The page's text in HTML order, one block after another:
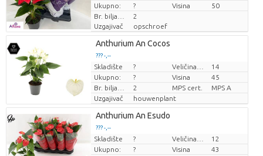
Ukupno:
? Visina
50
2
Uzgajivač
opschroef
Anthurium An Cocos
??? -,--
Cijena po komadu
Skladište ?
14
Ukupno:
? Visina
45
2 MPS cert.
MPS A
Uzgajivač
houwenplant
Anthurium An Esudo
??? -,--
Cijena po komadu
Skladište ?
12
Ukupno:
? Visina
43